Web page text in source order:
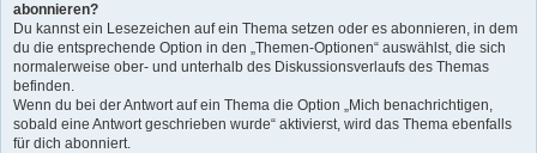
abonnieren?
Du kannst ein Lesezeichen auf ein Thema setzen oder es abonnieren, in dem
du die entsprechende Option in den „Themen-Optionen“ auswählst, die sich
normalerweise ober- und unterhalb des Diskussionsverlaufs des Themas
befinden.
Wenn du bei der Antwort auf ein Thema die Option „Mich benachrichtigen,
sobald eine Antwort geschrieben wurde“ aktivierst, wird das Thema ebenfalls
für dich abonniert.